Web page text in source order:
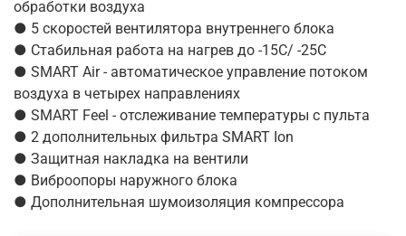
обработки воздуха
● 5 скоростей вентилятора внутреннего блока
● Стабильная работа на нагрев до -15С/ -25С
● SMART Air - автоматическое управление потоком
воздуха в четырех направлениях
● SMART Feel - отслеживание температуры с пульта
● 2 дополнительных фильтра SMART Ion
● Защитная накладка на вентили
● Виброопоры наружного блока
● Дополнительная шумоизоляция компрессора